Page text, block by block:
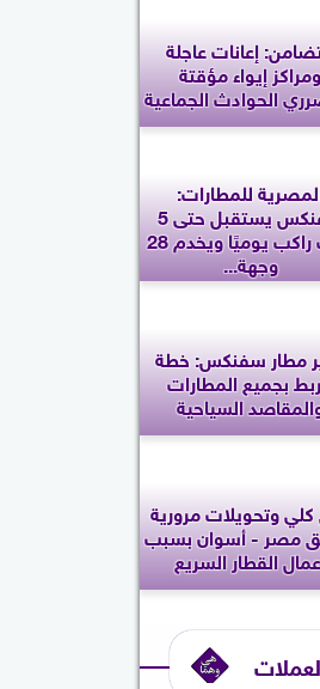
إعانات عاجلة
ومراكز إيواء مؤقتة
الحوادث الجماعية
للمطارات:
سفنكس يستقبل حتى 5
آلاف راكب يوميًا ويخدم 28
وجهة...
مطار سفنكس: خطة
بجميع المطارات
السياحية
وتحويلات مرورية
مصر - أسوان بسبب
القطار السريع